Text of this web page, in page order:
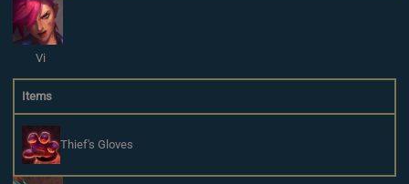
Vi
Items
Thief's Gloves